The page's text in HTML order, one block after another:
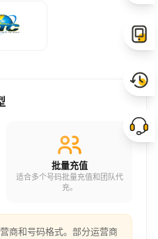
批量充值
适合多个号码批量充值和团队代
充。
商和号码格式。部分运营商